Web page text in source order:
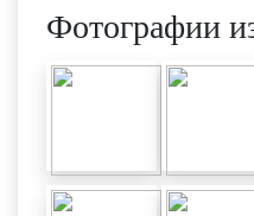
Фотографии